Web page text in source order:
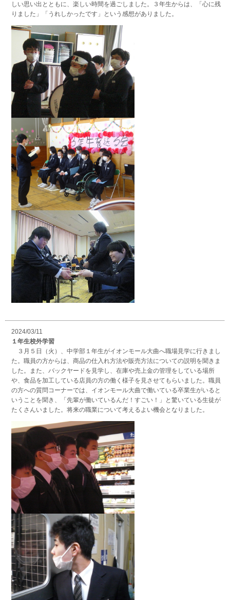
しい思い出とともに、楽しい時間を過ごしました。３年生からは、「心に残
りました」「うれしかったです」という感想がありました。
2024/03/11
１年生校外学習
３月５日（火）、中学部１年生がイオンモール大曲へ職場見学に行きまし
た。職員の方からは、商品の仕入れ方法や販売方法についての説明を聞きま
した。また、バックヤードを見学し、在庫や売上金の管理をしている場所
や、食品を加工している店員の方の働く様子を見させてもらいました。職員
の方への質問コーナーでは、イオンモール大曲で働いている卒業生がいると
いうことを聞き、「先輩が働いているんだ！すごい！」と驚いている生徒が
たくさんいました。将来の職業について考えるよい機会となりました。